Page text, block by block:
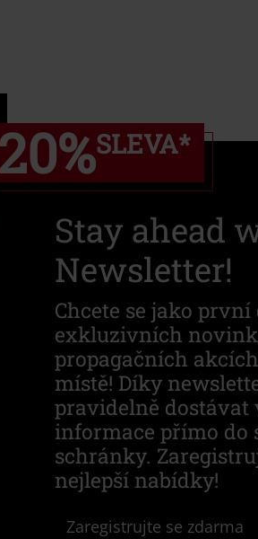
20%SLEVA*
Stay ahead
Newsletter!
Chcete se jako první
exkluzivních
propagačních
místě! Díky
pravidelně dostávat
informace přímo do
schránky.
nejlepší nabídky!
Zaregistrujte se zdarma